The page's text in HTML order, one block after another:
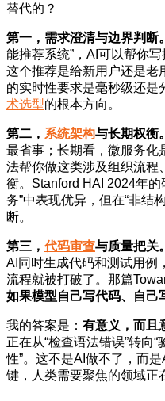
替代的？
第一，需求澄清与边界判断。
能推荐系统”，AI可以帮你
这个推荐是给新用户还是老
的实时性要求是毫秒级还是
术选型的根本方向。
第二， 系统架构与长期权衡。
最省事；长期看，微服务化
法帮你做这类涉及组织流程、
衡。Stanford HAI 2024年
务”中表现优异，但在“非结
断。
第三， 代码审查与质量把关。
AI同时生成代码和测试用
流程就被打破了。那篇
如果模型自己写代码、自己
我的答案是： 有意义，而且
正在从“检查语法错误”转向
性”。这不是AI做不了，而
键，人类需要聚焦的领域正